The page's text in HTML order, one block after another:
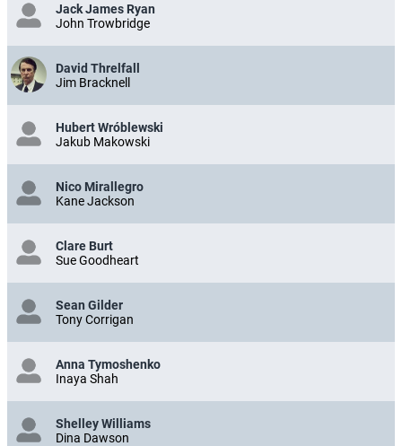
Jack James Ryan
John Trowbridge
David Threlfall
Jim Bracknell
Hubert Wróblewski
Jakub Makowski
Nico Mirallegro
Kane Jackson
Clare Burt
Sue Goodheart
Sean Gilder
Tony Corrigan
Anna Tymoshenko
Inaya Shah
Shelley Williams
Dina Dawson